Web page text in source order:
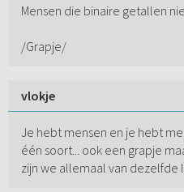
Mensen die binaire getallen
/Grapje/
vlokje
Je hebt mensen en je hebt
één soort... ook een grapje
zijn we allemaal van dezelfde